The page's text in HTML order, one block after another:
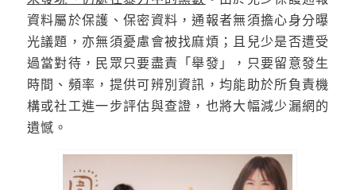
資料屬於保護、保密資料，通報者無須擔心身分曝
光議題，亦無須憂慮會被找麻煩；且兒少是否遭受
過當對待，民眾只要盡責「舉發」，只要留意發生
時間、頻率，提供可辨別資訊，均能助於所負責機
構或社工進一步評估與查證，也將大幅減少漏網的
遺憾。